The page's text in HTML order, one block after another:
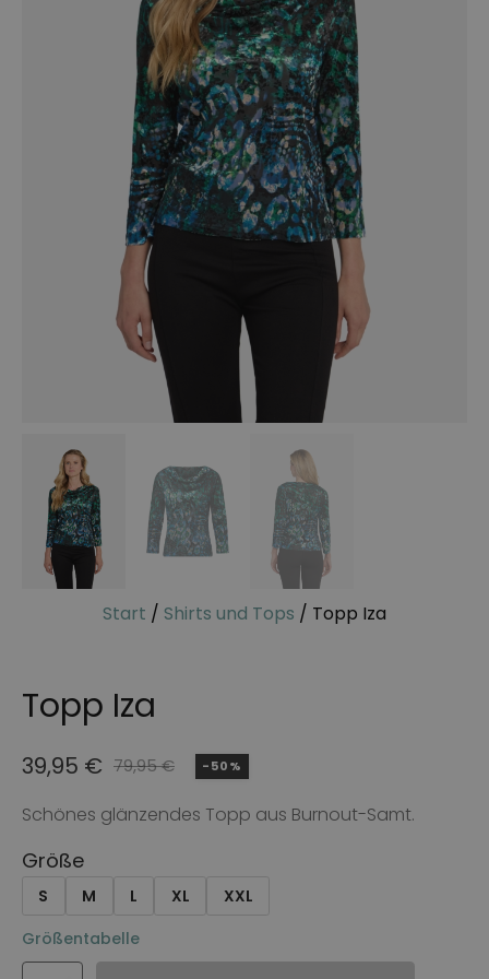
Start / Shirts und Tops / Topp Iza
Topp Iza
79,95€
Ursprünglicher
Preis
war:
79,95 €
39,95 €
Aktueller
Preis
ist:
39,95 €.
-50%
Schönes glänzendes Topp aus Burnout-Samt.
Größe
S M L XL
XXL
Größentabelle